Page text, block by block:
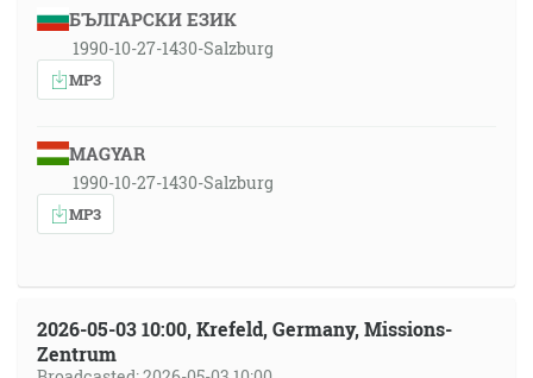
БЪЛГАРСКИ ЕЗИК
1990-10-27-1430-Salzburg
MP3
MAGYAR
1990-10-27-1430-Salzburg
MP3
2026-05-03 10:00, Krefeld, Germany, Missions-
Zentrum